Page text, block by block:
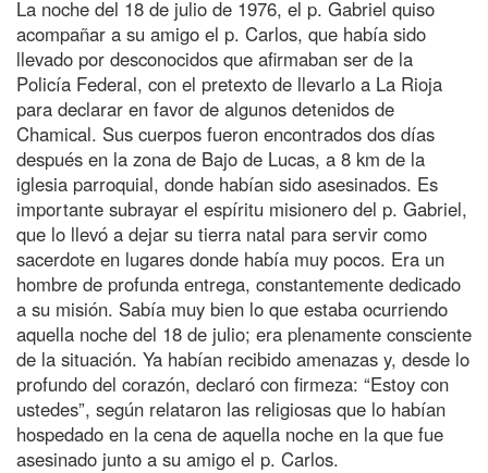
La noche del 18 de julio de 1976, el p. Gabriel quiso
acompañar a su amigo el p. Carlos, que había sido
llevado por desconocidos que afirmaban ser de la
Policía Federal, con el pretexto de llevarlo a La Rioja
para declarar en favor de algunos detenidos de
Chamical. Sus cuerpos fueron encontrados dos días
después en la zona de Bajo de Lucas, a 8 km de la
iglesia parroquial, donde habían sido asesinados. Es
importante subrayar el espíritu misionero del p. Gabriel,
que lo llevó a dejar su tierra natal para servir como
sacerdote en lugares donde había muy pocos. Era un
hombre de profunda entrega, constantemente dedicado
a su misión. Sabía muy bien lo que estaba ocurriendo
aquella noche del 18 de julio; era plenamente consciente
de la situación. Ya habían recibido amenazas y, desde lo
profundo del corazón, declaró con firmeza: “Estoy con
ustedes”, según relataron las religiosas que lo habían
hospedado en la cena de aquella noche en la que fue
asesinado junto a su amigo el p. Carlos.